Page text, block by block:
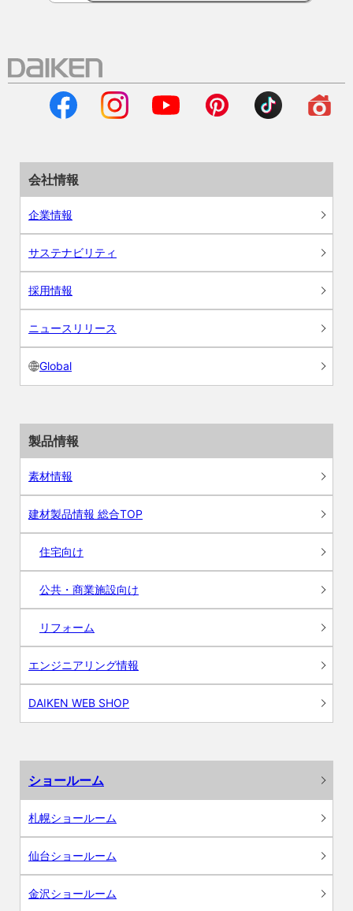
会社情報
企業情報
サステナビリティ
採用情報
ニュースリリース
Global
製品情報
素材情報
建材製品情報 総合TOP
住宅向け
公共・商業施設向け
リフォーム
エンジニアリング情報
DAIKEN WEB SHOP
ショールーム
札幌ショールーム
仙台ショールーム
金沢ショールーム